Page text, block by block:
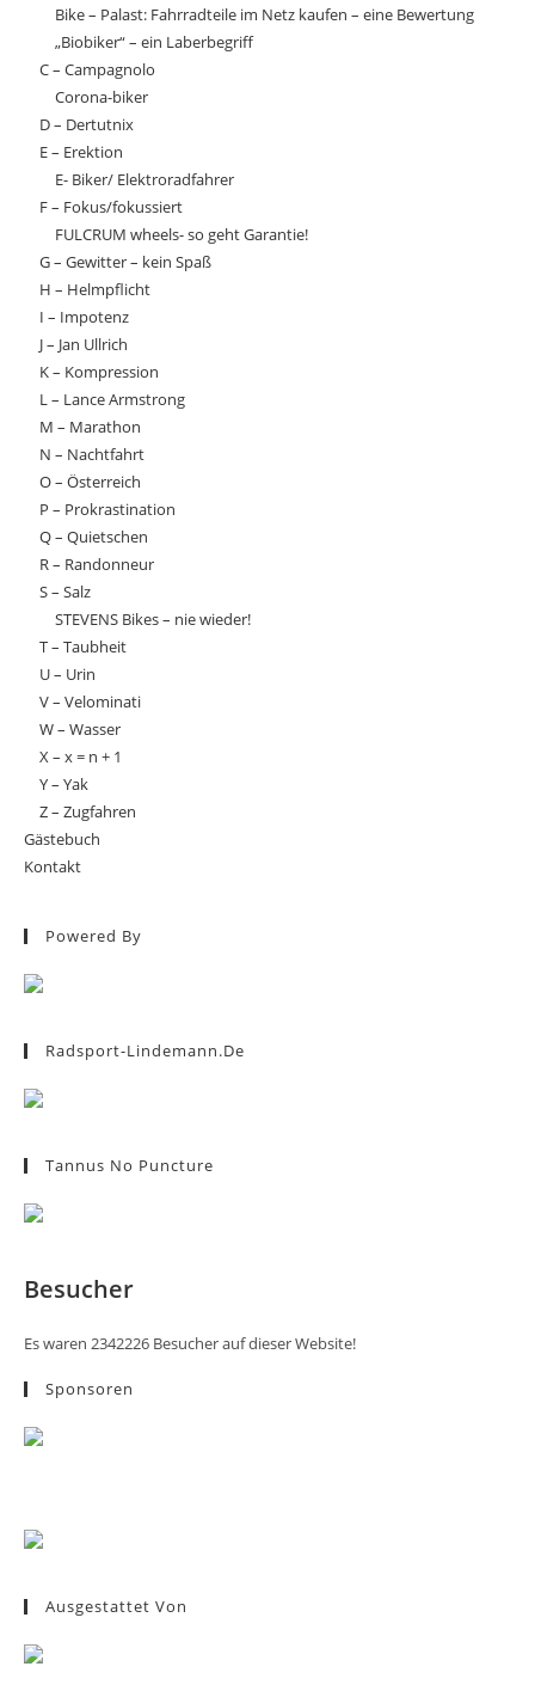
Bike – Palast: Fahrradteile im Netz kaufen – eine Bewertung
„Biobiker“ – ein Laberbegriff
C – Campagnolo
Corona-biker
D – Dertutnix
E – Erektion
E- Biker/ Elektroradfahrer
F – Fokus/fokussiert
FULCRUM wheels- so geht Garantie!
G – Gewitter – kein Spaß
H – Helmpflicht
I – Impotenz
J – Jan Ullrich
K – Kompression
L – Lance Armstrong
M – Marathon
N – Nachtfahrt
O – Österreich
P – Prokrastination
Q – Quietschen
R – Randonneur
S – Salz
STEVENS Bikes – nie wieder!
T – Taubheit
U – Urin
V – Velominati
W – Wasser
X – x = n + 1
Y – Yak
Z – Zugfahren
Gästebuch
Kontakt
Powered By
Radsport-Lindemann.de
Tannus No Puncture
Besucher
Es waren 2342226 Besucher auf dieser Website!
Sponsoren
Ausgestattet Von